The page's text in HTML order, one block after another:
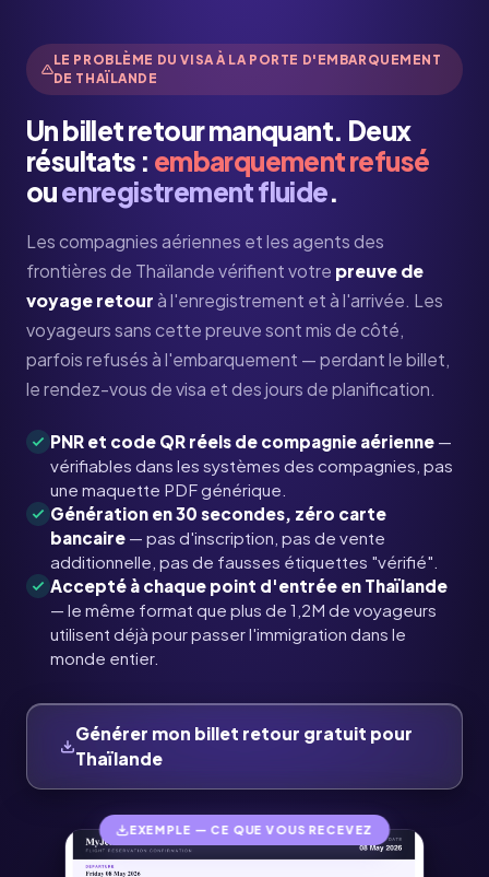
LE PROBLÈME DU VISA À LA PORTE D'EMBARQUEMENT
DE THAÏLANDE
Un billet retour manquant. Deux
résultats : embarquement refusé
ouenregistrement fluide.
Les compagnies aériennes et les agents des
frontières de Thaïlande vérifient votre preuve de
voyage retourà l'enregistrement et à l'arrivée. Les
voyageurs sans cette preuve sont mis de côté,
parfois refusés à l'embarquement — perdant le billet,
le rendez-vous de visa et des jours de planification.
PNR et code QR réels de compagnie aérienne —
vérifiables dans les systèmes des compagnies, pas
une maquette PDF générique.
Génération en 30 secondes, zéro carte
bancaire — pas d'inscription, pas de vente
additionnelle, pas de fausses étiquettes "vérifié".
Accepté à chaque point d'entrée en Thaïlande
— le même format que plus de 1,2M de voyageurs
utilisent déjà pour passer l'immigration dans le
monde entier.
Générer mon billet retour gratuit pour
Thaïlande
EXEMPLE — CE QUE VOUS RECEVEZ